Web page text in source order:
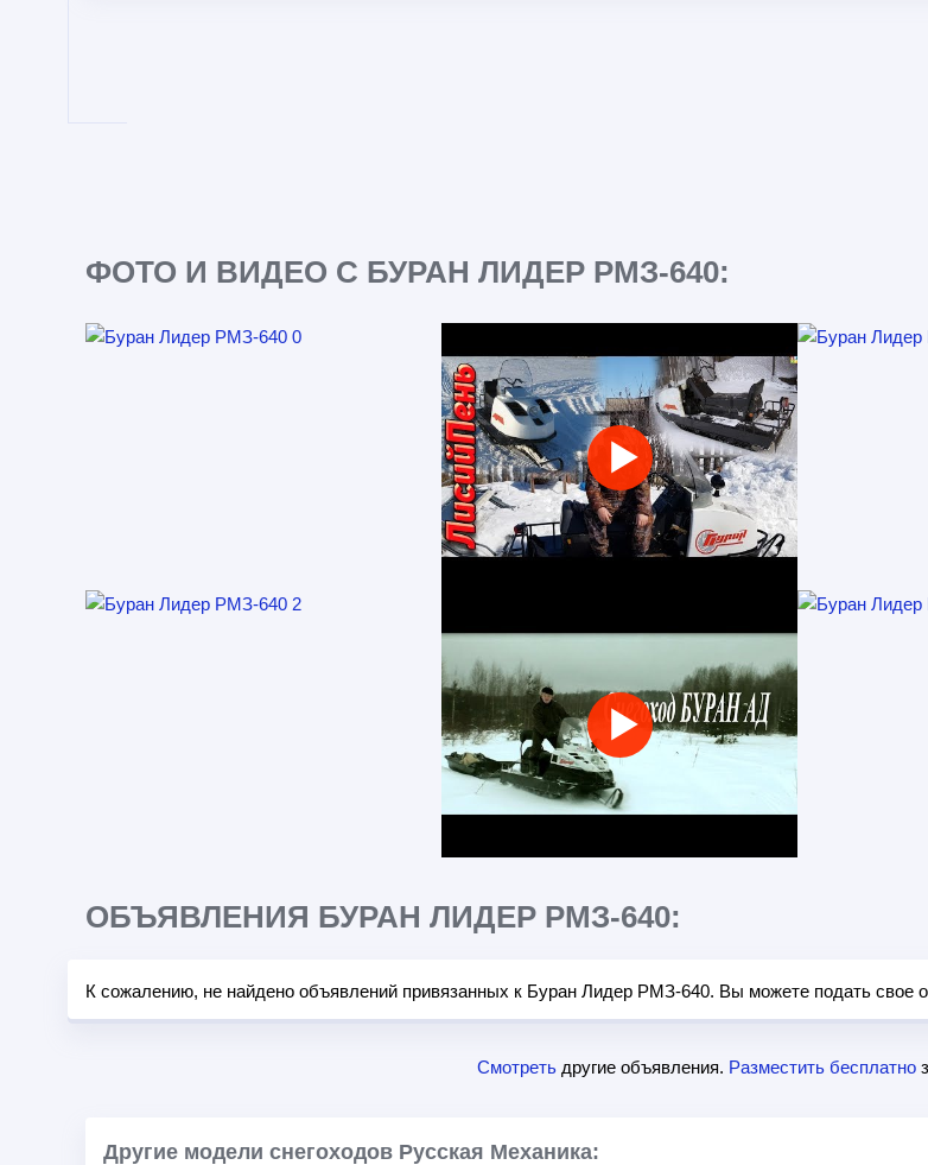
ФОТО И ВИДЕО С БУРАН ЛИДЕР РМЗ-640:
ОБЪЯВЛЕНИЯ БУРАН ЛИДЕР РМЗ-640:
К сожалению, не найдено объявлений привязанных к Буран Лидер РМЗ-640. Вы можете подать свое
Смотретьдругие объявления. Разместить бесплатно
Другие модели снегоходов Русская Механика: